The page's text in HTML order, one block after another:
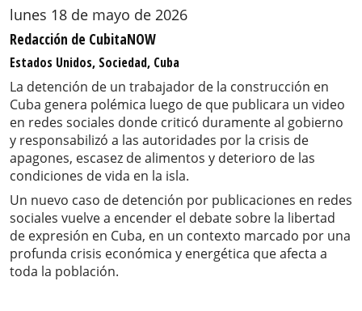
lunes 18 de mayo de 2026
Redacción de CubitaNOW
Estados Unidos, Sociedad, Cuba
La detención de un trabajador de la construcción en
Cuba genera polémica luego de que publicara un video
en redes sociales donde criticó duramente al gobierno
y responsabilizó a las autoridades por la crisis de
apagones, escasez de alimentos y deterioro de las
condiciones de vida en la isla.
Un nuevo caso de detención por publicaciones en redes
sociales vuelve a encender el debate sobre la libertad
de expresión en Cuba, en un contexto marcado por una
profunda crisis económica y energética que afecta a
toda la población.